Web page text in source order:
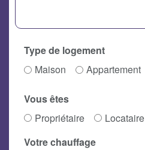
Type de logement
Maison
Appartement
Vous êtes
Propriétaire
Locataire
Votre chauffage